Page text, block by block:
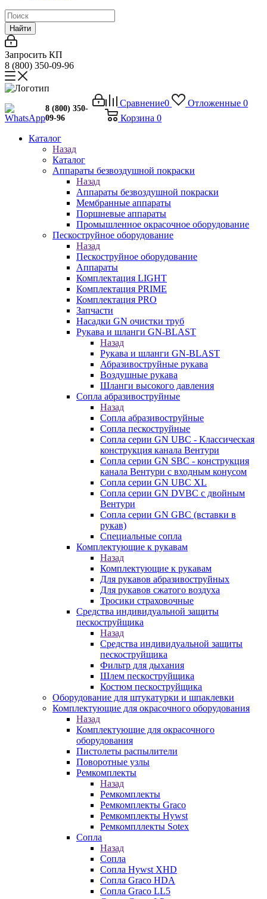
Найти
Запросить КП
8 (800) 350-09-96
Сравнение0 Отложенные 0
Корзина 0
8 (800) 350-
09-96
Каталог
Назад
Каталог
Аппараты безвоздушной покраски
Назад
Аппараты безвоздушной покраски
Мембранные аппараты
Поршневые аппараты
Промышленное окрасочное оборудование
Пескоструйное оборудование
Назад
Пескоструйное оборудование
Аппараты
Комплектация LIGHT
Комплектация PRIME
Комплектация PRO
Запчасти
Насадки GN очистки труб
Рукава и шланги GN-BLAST
Назад
Рукава и шланги GN-BLAST
Абразивоструйные рукава
Воздушные рукава
Шланги высокого давления
Сопла абразивоструйные
Назад
Сопла абразивоструйные
Сопла пескоструйные
Сопла серии GN UBC - Классическая
конструкция канала Вентури
Сопла серии GN SBC - конструкция
канала Вентури c входным конусом
Сопла серии GN UBC XL
Сопла серии GN DVBC с двойным
Вентури
Сопла серии GN GBC (вставки в
рукав)
Специальные сопла
Комплектующие к рукавам
Назад
Комплектующие к рукавам
Для рукавов абразивоструйных
Для рукавов сжатого воздуха
Тросики страховочные
Средства индивидуальной защиты
пескоструйщика
Назад
Средства индивидуальной защиты
пескоструйщика
Фильтр для дыхания
Шлем пескоструйщика
Костюм пескоструйщика
Оборудование для штукатурки и шпаклевки
Комплектующие для окрасочного оборудования
Назад
Комплектующие для окрасочного
оборудования
Пистолеты распылители
Поворотные узлы
Ремкомплекты
Назад
Ремкомплекты
Ремкомплекты Graco
Ремкомплекты Hywst
Ремкомпллекты Sotex
Сопла
Назад
Сопла
Сопла Hywst XHD
Сопла Graco HDA
Сопла Graco LL5